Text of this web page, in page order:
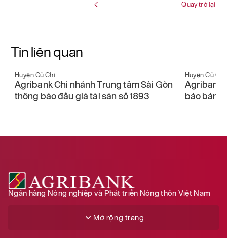
Quay trở lại
Tin liên quan
Huyện Củ Chi
Agribank Chi nhánh Phú Nhuận thông
báo bán đấu giá tài sản số 1248
Huyện Củ Chi
Agribank
báo bán
Ngân hàng Nông nghiệp và Phát triển Nông thôn Việt Nam
Mở rộng trang